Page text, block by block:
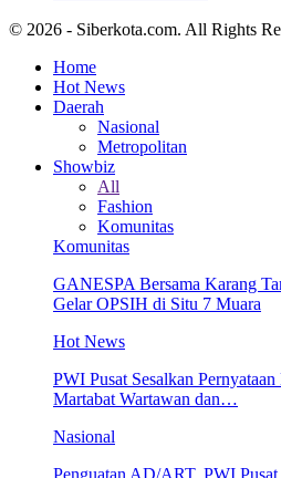
© 2026 - Siberkota.com. All Rights
Home
Hot News
Daerah
Nasional
Metropolitan
Showbiz
All
Fashion
Komunitas
Komunitas
GANESPA Bersama Karang
Gelar OPSIH di Situ 7 Muara
Hot News
PWI Pusat Sesalkan
Martabat Wartawan dan…
Nasional
Penguatan AD/ART, PWI